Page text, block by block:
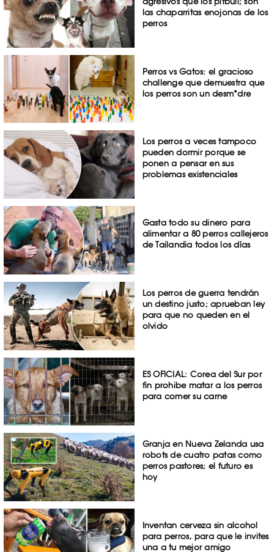
las chaparritas enojonas de los
perros
Perros vs Gatos: el gracioso
challenge que demuestra que
los perros son un desm*dre
Los perros a veces tampoco
pueden dormir porque se
ponen a pensar en sus
problemas existenciales
Gasta todo su dinero para
alimentar a 80 perros callejeros
de Tailandia todos los días
Los perros de guerra tendrán
un destino justo; aprueban ley
para que no queden en el
olvido
ES OFICIAL: Corea del Sur por
fin prohibe matar a los perros
para comer su carne
Granja en Nueva Zelanda usa
robots de cuatro patas como
perros pastores; el futuro es
hoy
Inventan cerveza sin alcohol
para perros, para que le invites
una a tu mejor amigo